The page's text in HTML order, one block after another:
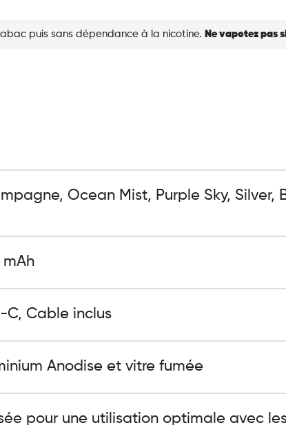
puis sans dépendance à la nicotine. Ne vapotez pas
Ocean Mist, Purple Sky, Silver,
C, Cable inclus
Anodise et vitre fumée
pour une utilisation optimale avec